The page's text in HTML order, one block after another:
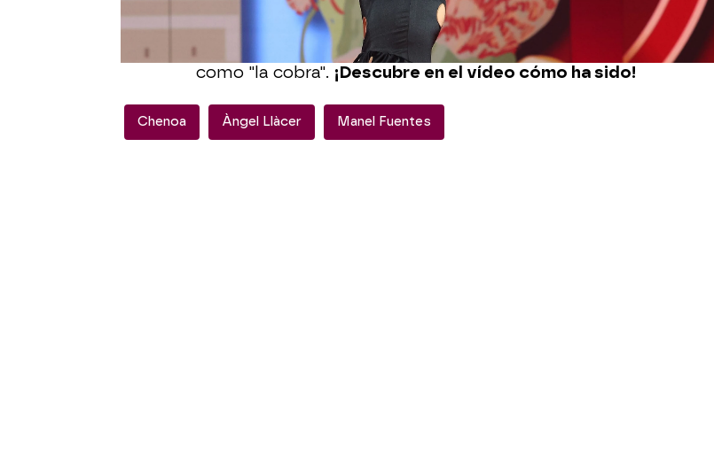
Chenoa le ha tocado algo". Nada más lejos de la realidad
porque, a continuación, le ha soltado un inesperado
comentario recordándole un capítulo de su pasado tan sonado
como "la cobra". ¡Descubre en el vídeo cómo ha sido!
Chenoa Àngel Llàcer Manel Fuentes